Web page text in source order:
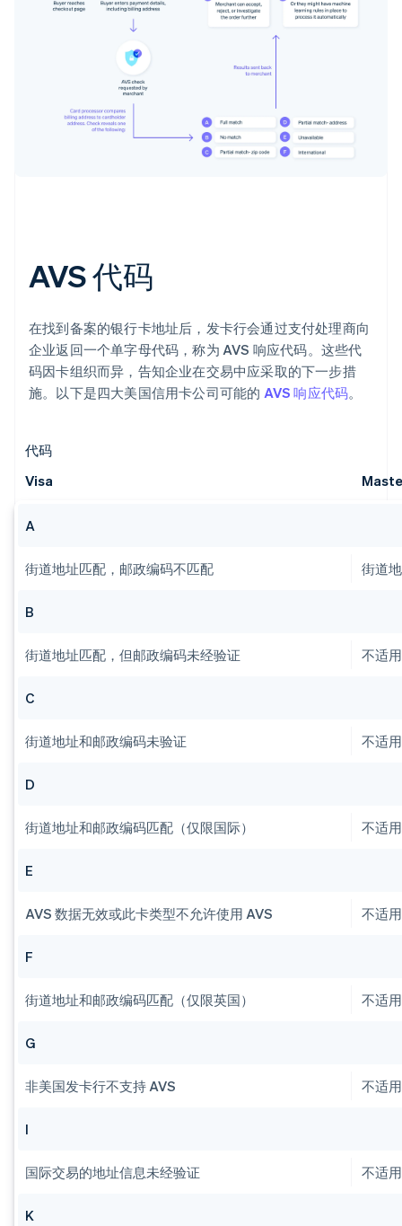
AVS 代码
在找到备案的银行卡地址后，发卡行会通过支付处理商向
企业返回一个单字母代码，称为 AVS 响应代码。这些代
码因卡组织而异，告知企业在交易中应采取的下一步措
施。以下是四大美国信用卡公司可能的 AVS 响应代码。
代码
Visa
A
街道地址匹配，邮政编码不匹配 街道
B
街道地址匹配，但邮政编码未经验证 不适用
C
街道地址和邮政编码未验证 不适用
D
街道地址和邮政编码匹配（仅限国际） 不适用
E
AVS 数据无效或此卡类型不允许使用 AVS 不适用
F
街道地址和邮政编码匹配（仅限英国） 不适用
G
非美国发卡行不支持 AVS 不适用
I
国际交易的地址信息未经验证 不适用
K